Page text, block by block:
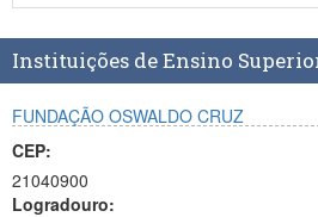
Instituições de Ensino
FUNDAÇÃO OSWALDO CRUZ
CEP:
21040900
Logradouro: